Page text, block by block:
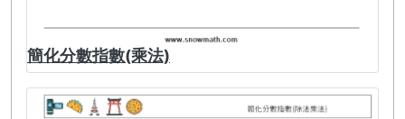
簡化分數指數(乘法)